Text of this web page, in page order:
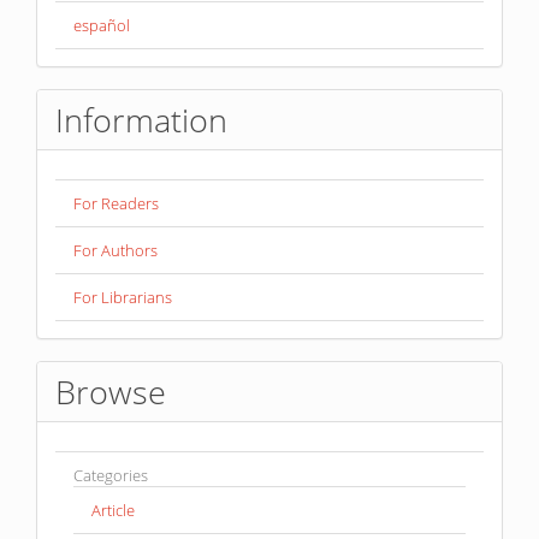
español
Information
For Readers
For Authors
For Librarians
Browse
Categories
Article